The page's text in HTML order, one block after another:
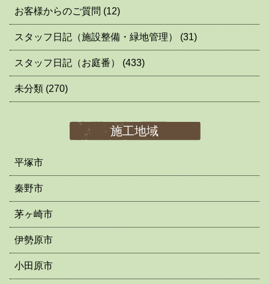
お客様からのご質問 (12)
スタッフ日記（施設整備・緑地管理） (31)
スタッフ日記（お庭番） (433)
未分類 (270)
施工地域
平塚市
秦野市
茅ヶ崎市
伊勢原市
小田原市